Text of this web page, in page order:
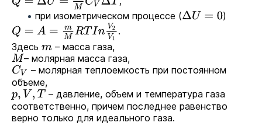
при изометрическом процессе (ΔU= 0
)
Q= A= m MR TIn V2V1
.
Здесь m – масса газа,
M – молярная масса газа,
CV – молярная теплоемкость при постоянном
объеме,
p,V,T
– давление, объем и температура газа
соответственно, причем последнее равенство
верно только для идеального газа.